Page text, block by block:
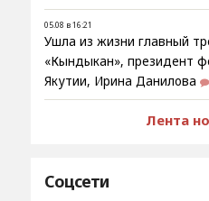
05.08 в 16:21
Ушла из жизни главный
«Кындыкан», президент
Якутии, Ирина Данилова
Лента
Соцсети